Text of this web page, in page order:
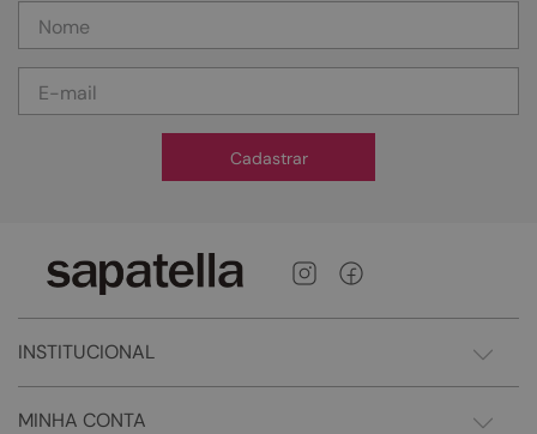
Cadastrar
INSTITUCIONAL
MINHA CONTA